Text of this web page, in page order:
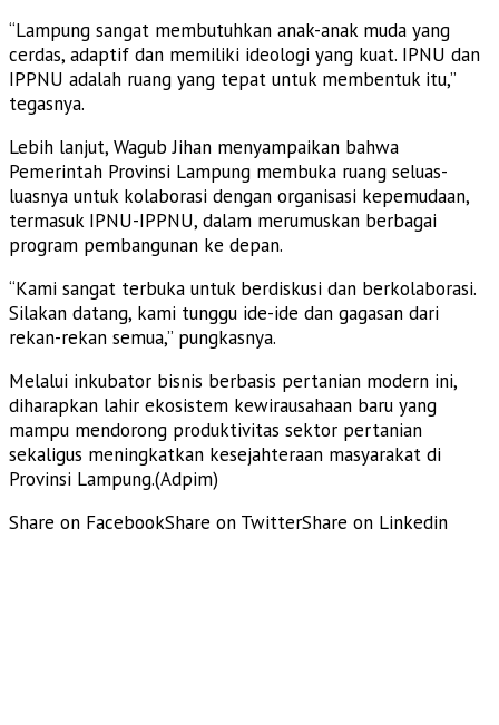
“Lampung sangat membutuhkan anak-anak muda yang
cerdas, adaptif dan memiliki ideologi yang kuat. IPNU dan
IPPNU adalah ruang yang tepat untuk membentuk itu,”
tegasnya.
Lebih lanjut, Wagub Jihan menyampaikan bahwa
Pemerintah Provinsi Lampung membuka ruang seluas-
luasnya untuk kolaborasi dengan organisasi kepemudaan,
termasuk IPNU-IPPNU, dalam merumuskan berbagai
program pembangunan ke depan.
“Kami sangat terbuka untuk berdiskusi dan berkolaborasi.
Silakan datang, kami tunggu ide-ide dan gagasan dari
rekan-rekan semua,” pungkasnya.
Melalui inkubator bisnis berbasis pertanian modern ini,
diharapkan lahir ekosistem kewirausahaan baru yang
mampu mendorong produktivitas sektor pertanian
sekaligus meningkatkan kesejahteraan masyarakat di
Provinsi Lampung.(Adpim)
Share on FacebookShare on TwitterShare on Linkedin